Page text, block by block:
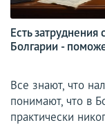
Есть
Болгарии -
Все знают, что
понимают, что в
практически